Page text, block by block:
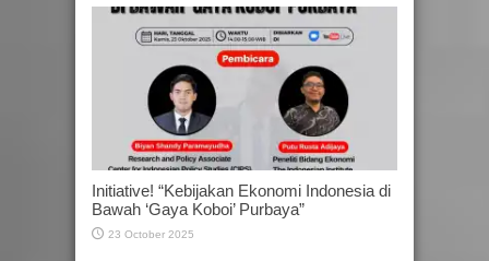
Initiative! “Kebijakan Ekonomi Indonesia di
Bawah ‘Gaya Koboi’ Purbaya”
23 October 2025